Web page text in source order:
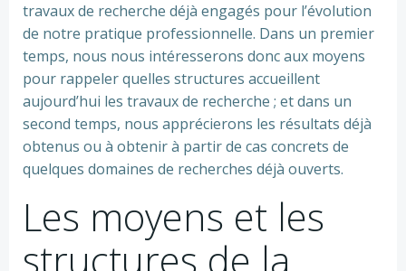
travaux de recherche déjà engagés pour l’évolution
de notre pratique professionnelle. Dans un premier
temps, nous nous intéresserons donc aux moyens
pour rappeler quelles structures accueillent
aujourd’hui les travaux de recherche ; et dans un
second temps, nous apprécierons les résultats déjà
obtenus ou à obtenir à partir de cas concrets de
quelques domaines de recherches déjà ouverts.
Les moyens et les
structures de la